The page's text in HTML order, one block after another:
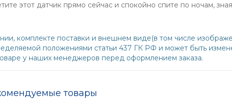
этот датчик прямо сейчас и спокойно спите по ночам,
комплекте поставки и внешнем виде(в том числе
положениями статьи 437 ГК РФ и может быть
у наших менеджеров перед оформлением заказа.
товары